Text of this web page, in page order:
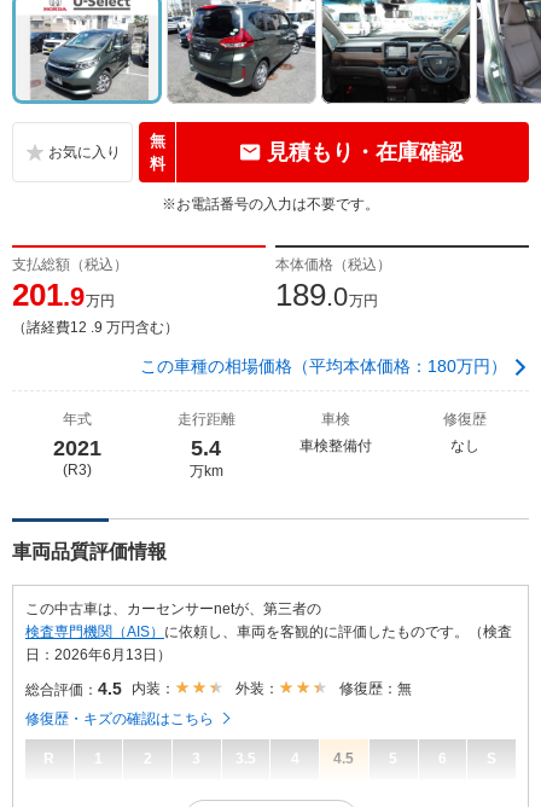
無
料
見積もり・在庫確認
※お電話番号の入力は不要です。
支払総額（税込）
201.9万円
（諸経費12 .9 万円含む）
本体価格（税込）
189.0万円
この車種の相場価格（平均本体価格：180万円）
年式
2021
(R3)
走行距離
5.4
万km
車検
車検整備付
修復歴
なし
車両品質評価情報
この中古車は、カーセンサーnetが、第三者の
検査専門機関（AIS） に依頼し、車両を客観的に評価したものです。（検査
日：2026年6月13日）
総合評価： 4.5 内装： 外装：
修復歴：無
修復歴・キズの確認はこちら
R 1 2 3 3.5 4 4.5 5 6 S